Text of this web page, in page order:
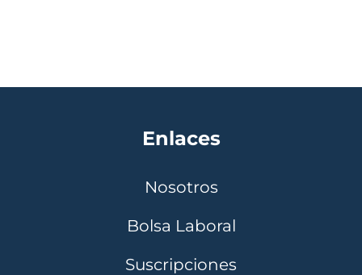
Enlaces
Nosotros
Bolsa Laboral
Suscripciones